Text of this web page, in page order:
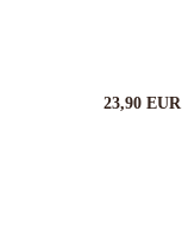
23,90 EUR